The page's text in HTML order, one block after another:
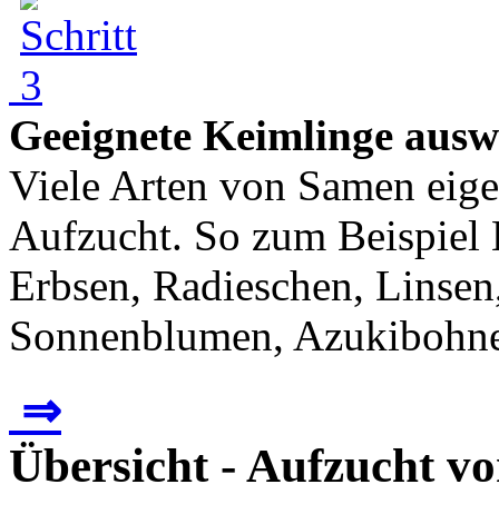
Geeignete Keimlinge
Viele Arten von Samen
Aufzucht. So zum Beispiel
Erbsen, Radieschen,
Sonnenblumen,
⇒
Übersicht - Aufzucht